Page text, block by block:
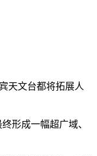
天文台都将拓展人
形成一幅超广域、